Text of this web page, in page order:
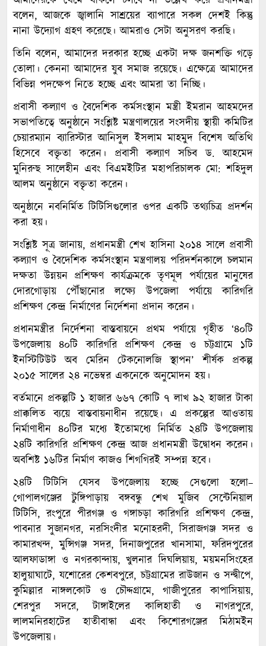
বলেন, আজকে জ্বালানি সাশ্রয়ের ব্যাপারে সকল দেশই কিন্তু
নানা উদ্যোগ গ্রহণ করেছে। আমরাও সেটা অনুসরণ করছি।
তিনি বলেন, আমাদের দরকার হচ্ছে একটা দক্ষ জনশক্তি গড়ে
তোলা। কেননা আমাদের যুব সমাজ রয়েছে। এক্ষেত্রে আমাদের
বিভিন্ন পদক্ষেপ নিতে হচ্ছে এবং আমরা তা নিচ্ছি।
প্রবাসী কল্যাণ ও বৈদেশিক কর্মসংস্থান মন্ত্রী ইমরান আহমদের
সভাপতিত্বে অনুষ্ঠানে সংশ্লিষ্ট মন্ত্রণালয়ের সংসদীয় স্থায়ী কমিটির
চেয়ারম্যান ব্যারিস্টার আনিসুল ইসলাম মাহমুদ বিশেষ অতিথি
হিসেবে বক্তৃতা করেন। প্রবাসী কল্যাণ সচিব ড. আহমেদ
মুনিরুছ সালেহীন এবং বিএমইটির মহাপরিচালক মো: শহিদুল
আলম অনুষ্ঠানে বক্তৃতা করেন।
অনুষ্ঠানে নবনির্মিত টিটিসিগুলোর ওপর একটি তথ্যচিত্র প্রদর্শন
করা হয়।
সংশ্লিষ্ট সূত্র জানায়, প্রধানমন্ত্রী শেখ হাসিনা ২০১৪ সালে প্রবাসী
কল্যাণ ও বৈদেশিক কর্মসংস্থান মন্ত্রণালয় পরিদর্শনকালে চলমান
দক্ষতা উন্নয়ন প্রশিক্ষণ কার্যক্রমকে তৃণমূল পর্যায়ের মানুষের
দোরগোড়ায় পৌঁছানোর লক্ষ্যে উপজেলা পর্যায়ে কারিগরি
প্রশিক্ষণ কেন্দ্র নির্মাণের নির্দেশনা প্রদান করেন।
প্রধানমন্ত্রীর নির্দেশনা বাস্তবায়নে প্রথম পর্যায়ে গৃহীত ‘৪০টি
উপজেলায় ৪০টি কারিগরি প্রশিক্ষণ কেন্দ্র ও চট্টগ্রামে ১টি
ইনস্টিটিউট অব মেরিন টেকনোলজি স্থাপন’ শীর্ষক প্রকল্প
২০১৫ সালের ২৪ নভেম্বর একনেকে অনুমোদন হয়।
বর্তমানে প্রকল্পটি ১ হাজার ৬৬৭ কোটি ৭ লাখ ৯২ হাজার টাকা
প্রাক্কলিত ব্যয়ে বাস্তবায়নাধীন রয়েছে। এ প্রকল্পের আওতায়
নির্মাণাধীন ৪০টির মধ্যে ইতোমধ্যে নির্মিত ২৪টি উপজেলায়
২৪টি কারিগরি প্রশিক্ষণ কেন্দ্র আজ প্রধানমন্ত্রী উদ্বোধন করেন।
অবশিষ্ট ১৬টির নির্মাণ কাজও শিগগিরই সম্পন্ন হবে।
২৪টি টিটিসি যেসব উপজেলায় হচ্ছে সেগুলো হলো–
গোপালগঞ্জের টুঙ্গিপাড়ায় বঙ্গবন্ধু শেখ মুজিব সেন্টেনিয়াল
টিটিসি, রংপুরে পীরগঞ্জ ও গঙ্গাচড়া কারিগরি প্রশিক্ষণ কেন্দ্র,
পাবনার সুজানগর, নরসিংদীর মনোহরদী, সিরাজগঞ্জ সদর ও
কামারখন্দ, মুন্সিগঞ্জ সদর, দিনাজপুরের খানসামা, ফরিদপুরের
আলফাডাঙ্গা ও নগরকান্দায়, খুলনার দিঘলিয়ায়, ময়মনসিংহের
হালুয়াঘাটে, যশোরের কেশবপুরে, চট্টগ্রামের রাউজান ও সন্দ্বীপে,
কুমিল্লার নাঙ্গলকোট ও চৌদ্দগ্রামে, গাজীপুরের কাপাসিয়ায়,
শেরপুর সদরে, টাঙ্গাইলের কালিহাতী ও নাগরপুরে,
লালমনিরহাটের হাতীবান্ধা এবং কিশোরগঞ্জের মিঠামইন
উপজেলায়।